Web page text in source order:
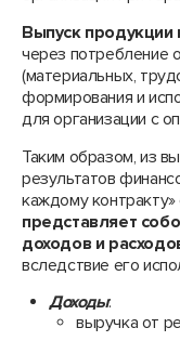
Выпуск продукции
через потребление
(материальных,
формирования и
для организации с
Таким образом, из
результатов
каждому контракту»
представляет
доходов и
вследствие его
Доходы:
выручка от